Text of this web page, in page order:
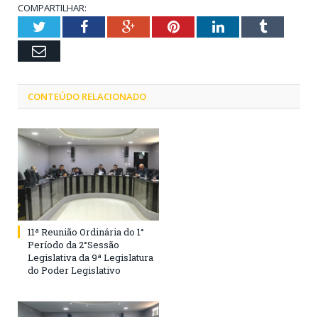
COMPARTILHAR:
TwitterFacebookGoogle+PinterestLinkedInTumblr
Email
CONTEÚDO RELACIONADO
11ª Reunião Ordinária do 1°
Período da 2°Sessão
Legislativa da 9ª Legislatura
do Poder Legislativo